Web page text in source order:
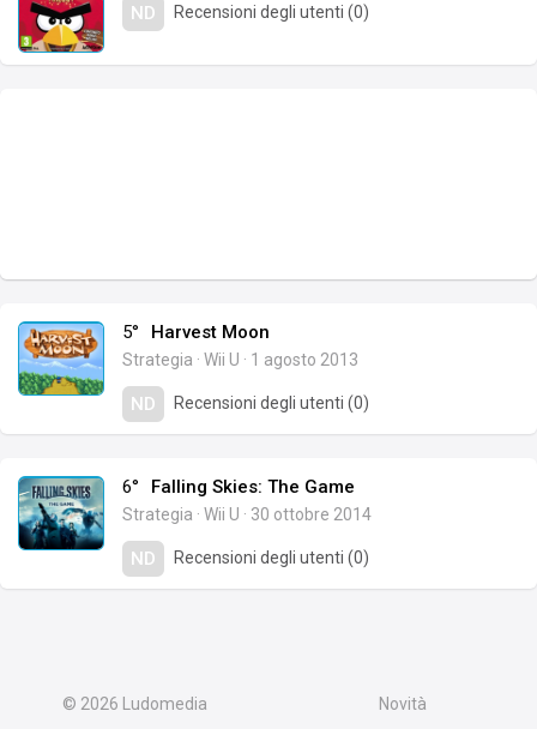
ND Recensioni degli utenti (0)
5° Harvest Moon
Strategia · Wii U · 1 agosto 2013
ND Recensioni degli utenti (0)
6° Falling Skies: The Game
Strategia · Wii U · 30 ottobre 2014
ND Recensioni degli utenti (0)
© 2026 Ludomedia Novità